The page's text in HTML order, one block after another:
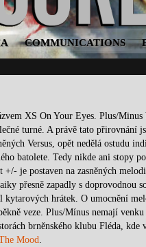
COMMUNICATIONS
XS On Your Eyes. Plus/Minus
turné. A právě tato přirovnání
Versus, opět nedělá ostudu
batolete. Tedy nikde ani stopy
je postaven na zasněných
přesně zapadly s doprovodnou
hrátek. O umocnění
veze. Plus/Mínus nemají
brněnského klubu Fléda, kde
Mood.